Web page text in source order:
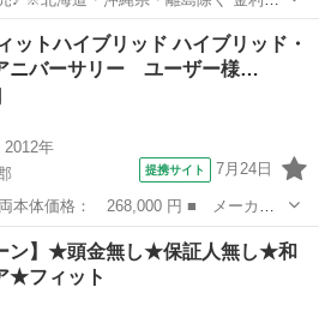
オトロン
ットハイブリッド ハイブリッド・
ニバーサリー ユーザー様…
2012年
提携サイト 7月24日
ットハイブリッド ■ グレード
アニバーサリー ユーザー様買取車
ン】★頭金無し★保証人無し★和
★フィット